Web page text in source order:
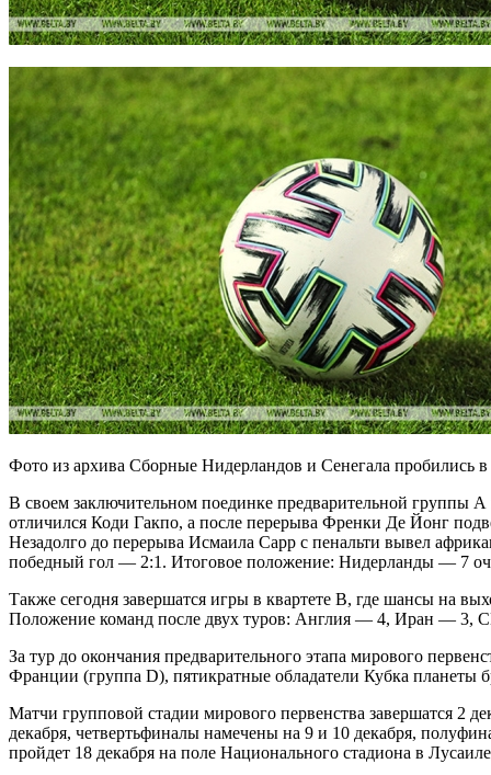
Фото из архива Сборные Нидерландов и Сенегала пробились
В своем заключительном поединке предварительной группы А
отличился Коди Гакпо, а после перерыва Френки Де Йонг
Незадолго до перерыва Исмаила Сарр с пенальти вывел
победный гол — 2:1. Итоговое положение: Нидерланды — 7
Также сегодня завершатся игры в квартете В, где шансы на
Положение команд после двух туров: Англия — 4, Иран —
За тур до окончания предварительного этапа мирового
Франции (группа D), пятикратные обладатели Кубка планеты
Матчи групповой стадии мирового первенства завершатся 2
декабря, четвертьфиналы намечены на 9 и 10 декабря,
пройдет 18 декабря на поле Национального стадиона в